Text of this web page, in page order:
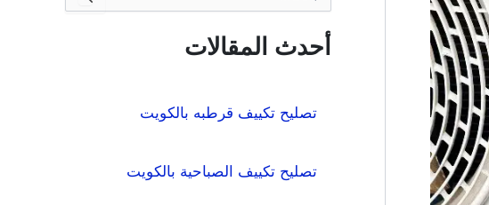
ح
ث
أحدث المقالات
تصليح تكييف قرطبه بالكويت
تصليح تكييف الصباحية بالكويت